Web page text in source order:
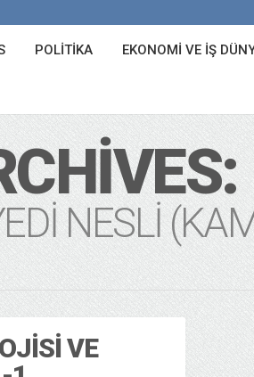
POLITIKA EKONOMI VE İŞ
NESLI
VE